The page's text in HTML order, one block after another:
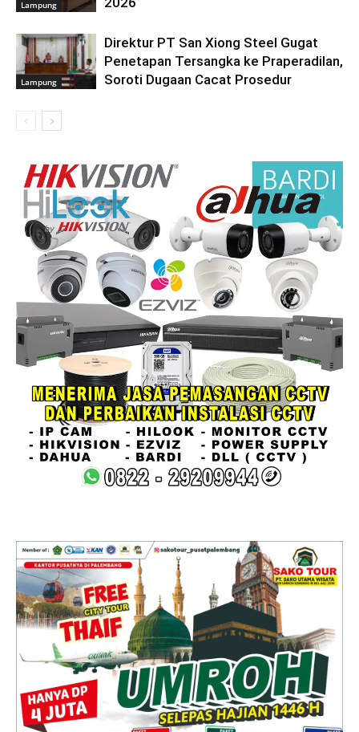
Lampung
Lampung
Direktur PT San Xiong Steel Gugat
Penetapan Tersangka ke Praperadilan,
Soroti Dugaan Cacat Prosedur